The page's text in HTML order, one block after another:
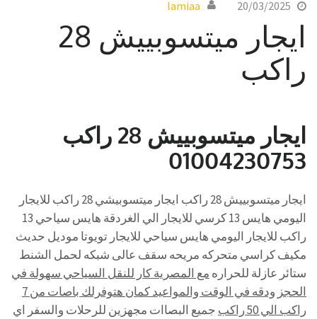
20/03/2025
lamiaa
ايجار ميتسوبييش 28
راكب
ايجار ميتسوبييش 28 راكب
01004230753
ايجار ميتسوبييش 28 راكب ايجار ميتسوبيشي 28 راكب للايجار
اليومي هايس 13 كرسي للايجار الي الغردقة هايس سياحي 13
راكب للايجار اليومي هايس سياحي للايجار تويوتا موديل حديث
مكيف كراسي متحركه مريحه سقف عالى شبكه لحمل الشنط
ستائر عازلة للحراره مع المصرية كار للنقل السياحي سهولة في
الحجز ودقه في الوقت والمواعيد كمان هتوفرلك باصات من 7
راكب الي 50 راكب
جميع البصاات مجهزين للرحلات والسفر اي